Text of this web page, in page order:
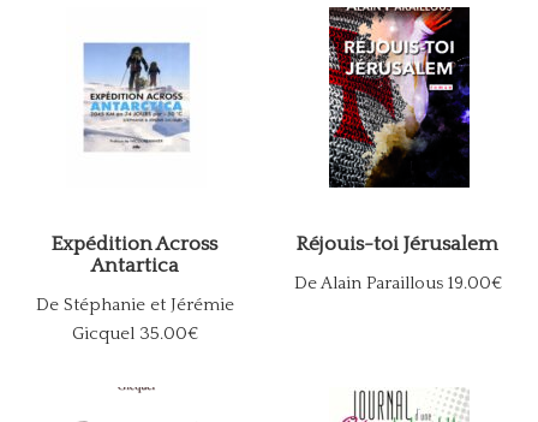
Expédition Across
Antartica
De Stéphanie et Jérémie
Gicquel 35.00€
Réjouis-toi Jérusalem
De Alain Paraillous 19.00€